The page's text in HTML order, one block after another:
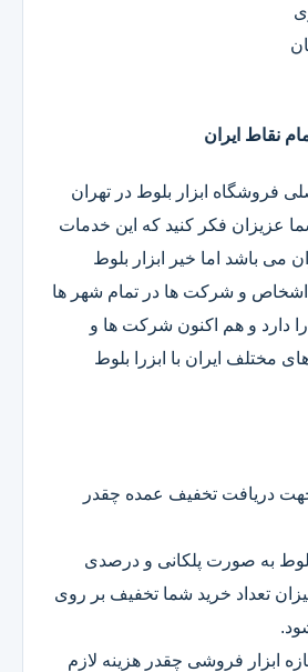
نقاط ایران
فروشگاه ابزار بلوط در تهران
عزیزان فکر کنید که این خدمات
باشد اما خیر ابزار بلوط
اشخاص و شرکت ها در تمام شهر ها
دارد و هم اکنون شرکت ها و
مختلف ایران با ابزرا بلوط
دریافت تخفیف عمده چقدر
به صورت پلکانی و درصدی
تعداد خرید شما تخفیف بر روی
ابزار فروشی چقدر هزینه لازم